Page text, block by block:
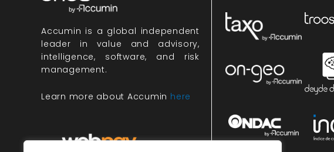
Accumin is a global independent
leader in value and advisory,
intelligence, software, and risk
management.
Learn more about Accumin here